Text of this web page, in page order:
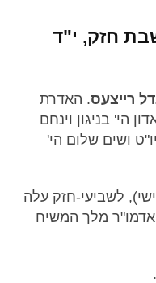
חזק, י"ד
רייצעס. האדרת
הי' בניגון וינחם
ושים שלום הי'
שישי), לשביעי-חזק עלה
מלך המשיח
.